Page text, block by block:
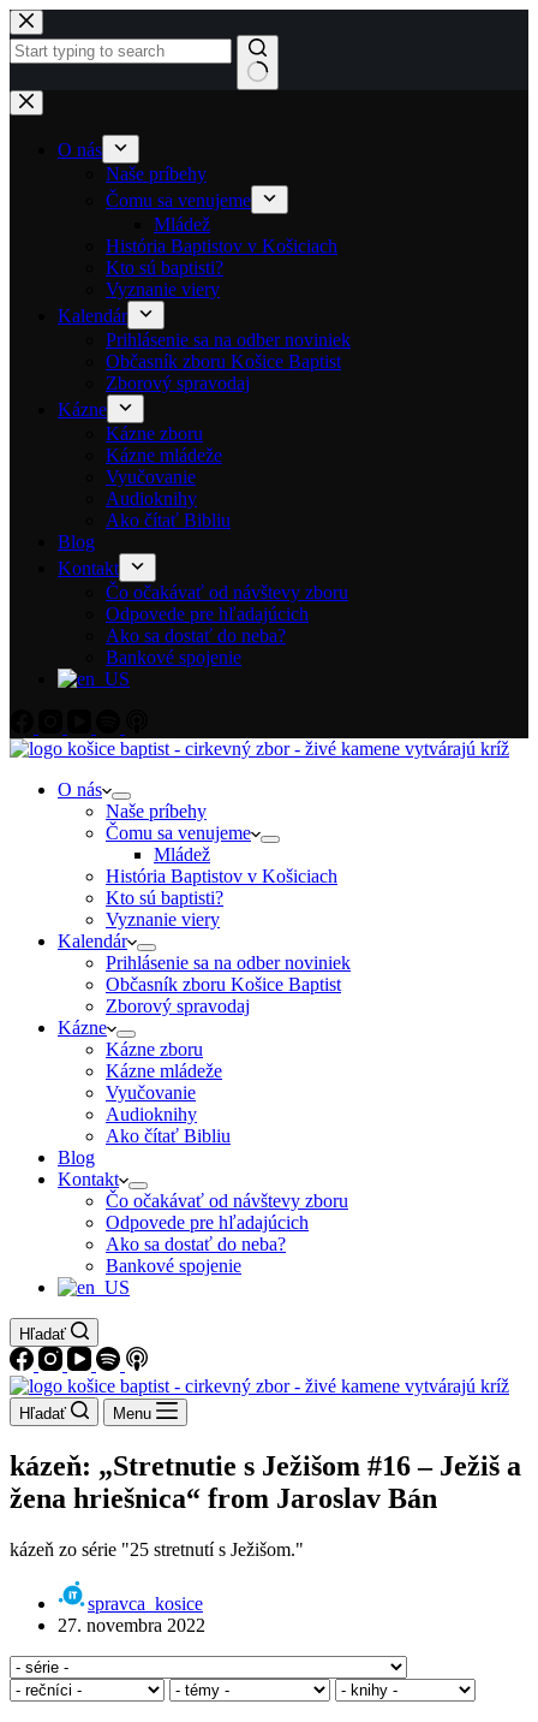
Skip to content
No results
O nás
Naše príbehy
Čomu sa venujeme
Mládež
História Baptistov v Košiciach
Kto sú baptisti?
Vyznanie viery
Kalendár
Prihlásenie sa na odber noviniek
Občasník zboru Košice Baptist
Zborový spravodaj
Kázne
Kázne zboru
Kázne mládeže
Vyučovanie
Audioknihy
Ako čítať Bibliu
Blog
Kontakt
Čo očakávať od návštevy zboru
Odpovede pre hľadajúcich
Ako sa dostať do neba?
Bankové spojenie
O nás
Naše príbehy
Čomu sa venujeme
Mládež
História Baptistov v Košiciach
Kto sú baptisti?
Vyznanie viery
Kalendár
Prihlásenie sa na odber noviniek
Občasník zboru Košice Baptist
Zborový spravodaj
Kázne
Kázne zboru
Kázne mládeže
Vyučovanie
Audioknihy
Ako čítať Bibliu
Blog
Kontakt
Čo očakávať od návštevy zboru
Odpovede pre hľadajúcich
Ako sa dostať do neba?
Bankové spojenie
Hľadať
Hľadať Menu
kázeň: „Stretnutie s Ježišom #16 – Ježiš a
žena hriešnica“ from Jaroslav Bán
kázeň zo série "25 stretnutí s Ježišom."
spravca_kosice
27. novembra 2022